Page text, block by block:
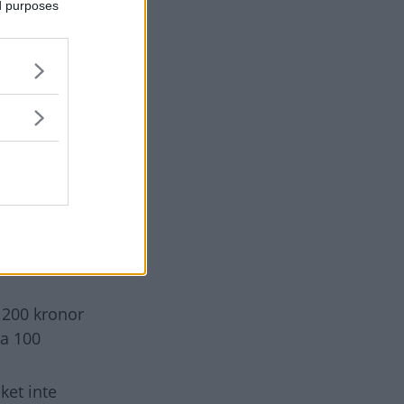
purposes
ska stå.
kan
hur
behöva
Inom
sagt är
som
kronor
100
inte